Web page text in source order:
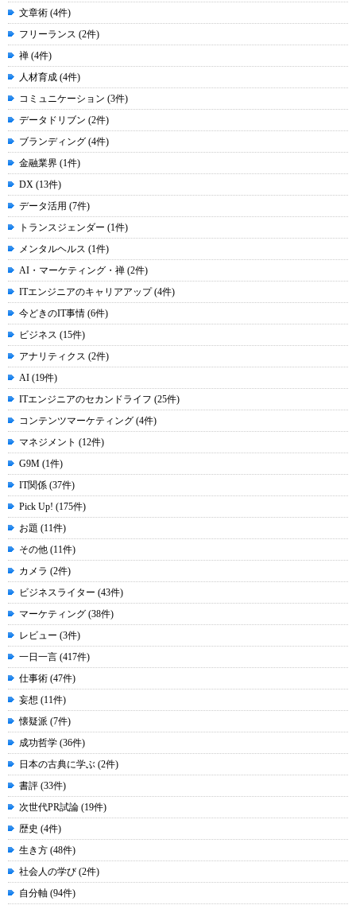
文章術 (4件)
フリーランス (2件)
禅 (4件)
人材育成 (4件)
コミュニケーション (3件)
データドリブン (2件)
ブランディング (4件)
金融業界 (1件)
DX (13件)
データ活用 (7件)
トランスジェンダー (1件)
メンタルヘルス (1件)
AI・マーケティング・禅 (2件)
ITエンジニアのキャリアアップ (4件)
今どきのIT事情 (6件)
ビジネス (15件)
アナリティクス (2件)
AI (19件)
ITエンジニアのセカンドライフ (25件)
コンテンツマーケティング (4件)
マネジメント (12件)
G9M (1件)
IT関係 (37件)
Pick Up! (175件)
お題 (11件)
その他 (11件)
カメラ (2件)
ビジネスライター (43件)
マーケティング (38件)
レビュー (3件)
一日一言 (417件)
仕事術 (47件)
妄想 (11件)
懐疑派 (7件)
成功哲学 (36件)
日本の古典に学ぶ (2件)
書評 (33件)
次世代PR試論 (19件)
歴史 (4件)
生き方 (48件)
社会人の学び (2件)
自分軸 (94件)